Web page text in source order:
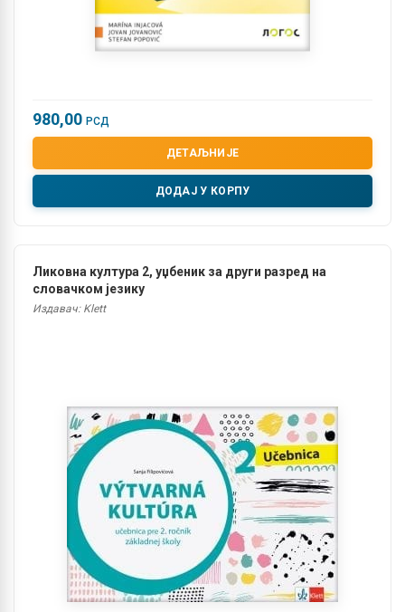
980,00 РСД
ДЕТАЉНИЈЕ
ДОДАЈ У КОРПУ
Ликовна култура 2, уџбеник за други разред на
словачком језику
Издавач: Klett